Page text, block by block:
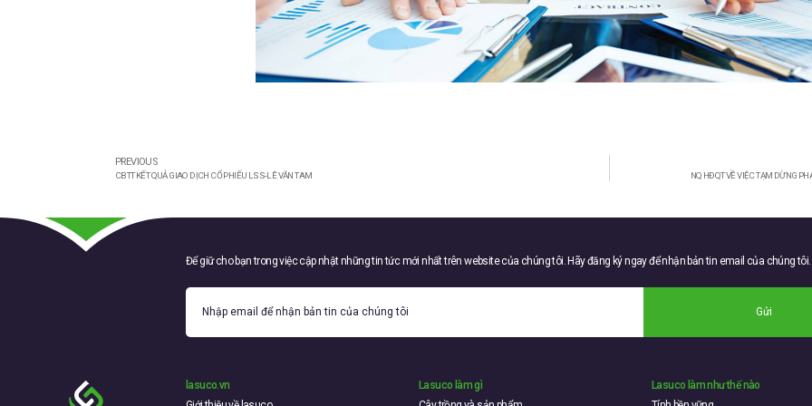
PREVIOUS
CBTT KẾT QUẢ GIAO DỊCH CỔ PHIẾU LSS-LÊ VĂN TAM NQ HĐQT VỀ VIỆC TẠM DỪNG
Để giữ cho bạn trong việc cập nhật những tin tức mới nhất trên website của chúng tôi. Hãy đăng ký ngay để nhận bản tin email của chúng tôi.
Gửi
lasuco.vn
Lasuco làm gì
Lasuco làm như thế nào